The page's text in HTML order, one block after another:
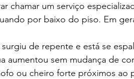
chamar um serviço
por baixo do piso. Em
de repente e está se
aumentou sem mudança de
ou cheiro forte próximos ao